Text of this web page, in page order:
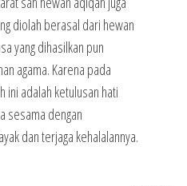
diolah berasal dari hewan
yang dihasilkan pun
agama. Karena pada
ini adalah ketulusan hati
sesama dengan
dan terjaga kehalalannya.